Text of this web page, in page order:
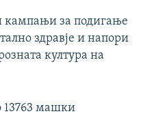
кампањи за подигање
здравје и напори
култура на
13763 машки